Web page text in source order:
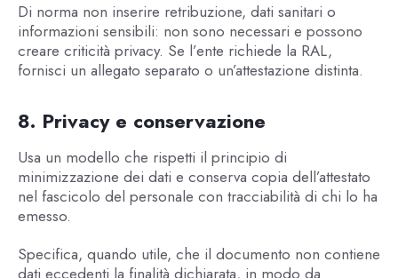
Di norma non inserire retribuzione, dati sanitari o
informazioni sensibili: non sono necessari e possono
creare criticità privacy. Se l’ente richiede la RAL,
fornisci un allegato separato o un’attestazione distinta.
8. Privacy e conservazione
Usa un modello che rispetti il principio di
minimizzazione dei dati e conserva copia dell’attestato
nel fascicolo del personale con tracciabilità di chi lo ha
emesso.
Specifica, quando utile, che il documento non contiene
dati eccedenti la finalità dichiarata, in modo da